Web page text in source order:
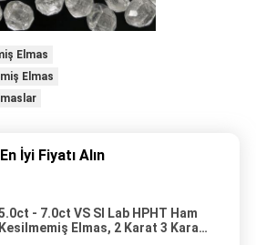
Elmas
Elmas
En İyi Fiyatı Alın
- 7.0ct VS SI Lab HPHT Ham
Kesilmemiş Elmas, 2 Karat 3 Karat